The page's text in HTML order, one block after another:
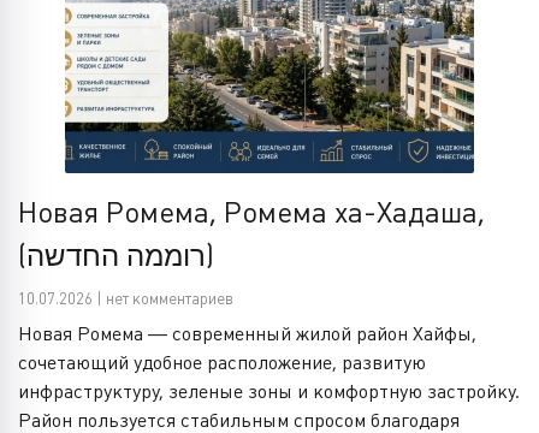
Новая Ромема, Ромема ха-Хадаша,
(רוממה החדשה)
10.07.2026 | нет комментариев
Новая Ромема — современный жилой район Хайфы,
сочетающий удобное расположение, развитую
инфраструктуру, зеленые зоны и комфортную застройку.
Район пользуется стабильным спросом благодаря